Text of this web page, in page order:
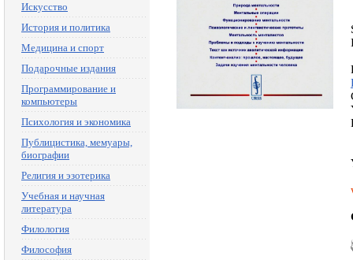
Искусство
История и политика
Медицина и спорт
Подарочные издания
Программирование и
компьютеры
Психология и экономика
Публицистика, мемуары,
биографии
Религия и эзотерика
Учебная и научная
литература
Филология
Философия